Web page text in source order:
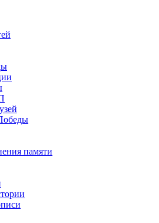
памяти